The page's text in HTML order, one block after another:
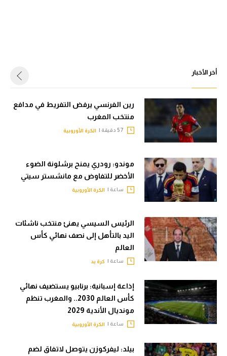
أخر الأخبار
رين الفرنسي يرفض التفريط في مدافع
منتخب المغرب
الكرة الأوروبية
موندو: رودري يمنح برشلونة الضوء
الأخضر للتفاوض مع مانشستر سيتي
ساعة | الكرة الأوروبية
الرئيس السيسي يهنئ منتخب ناشئات
اليد بالتأهل إلى نصف نهائي كأس
العالم
ساعة | كرة يد
إذاعة إسبانية: برنابيو يستضيف نهائي
كأس العالم 2030.. والمغرب تنظم
مونديال الأندية 2029
ساعة | الكرة الأوروبية
بيلد: ليفركوزن يتوصل لاتفاق لضم